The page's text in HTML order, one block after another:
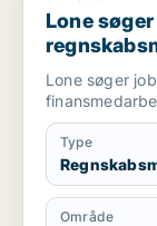
Lone
Lone søger
Type
Område